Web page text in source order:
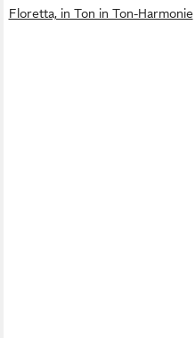
Floretta, in Ton in Ton-Harmonie